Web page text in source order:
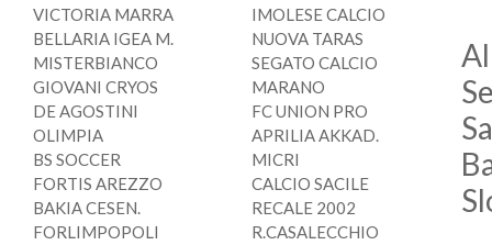
VICTORIA MARRA
IMOLESE CALCIO
BELLARIA IGEA M.
NUOVA TARAS
MISTERBIANCO
SEGATO CALCIO
GIOVANI CRYOS
MARANO
DE AGOSTINI
FC UNION PRO
OLIMPIA
APRILIA AKKAD.
BS SOCCER
MICRI
FORTIS AREZZO
CALCIO SACILE
BAKIA CESEN.
RECALE 2002
FORLIMPOPOLI
R.CASALECCHIO